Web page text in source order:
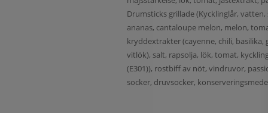
Drumsticks grillade (Kycklinglår,
ananas, cantaloupe melon, melon,
kryddextrakter (cayenne, chili,
vitlök), salt, rapsolja, lök, tomat,
(E301)), rostbiff av nöt, vindruvor,
socker, druvsocker,